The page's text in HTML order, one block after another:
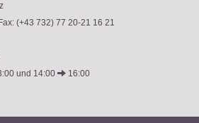
Fax: (+43 732) 77 20-21 16 21
und 14:00
16:00